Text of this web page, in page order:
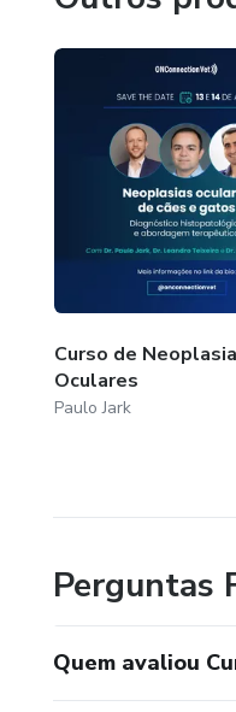
Curso de
Oculares
Paulo Jark
Perguntas
Quem avaliou